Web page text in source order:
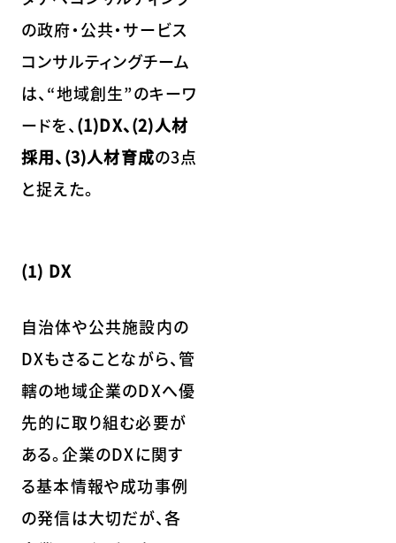
の政府・公共・サービス
コンサルティングチーム
は、“地域創生”のキーワ
ードを、(1)DX、(2)人材
採用、(3)人材育成の3点
と捉えた。
(1) DX
自治体や公共施設内の
DXもさることながら、管
轄の地域企業のDXへ優
先的に取り組む必要が
ある。企業のDXに関す
る基本情報や成功事例
の発信は大切だが、各